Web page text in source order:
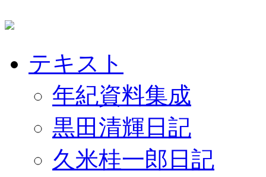
テキスト
年紀資料集成
黒田清輝日記
久米桂一郎日記